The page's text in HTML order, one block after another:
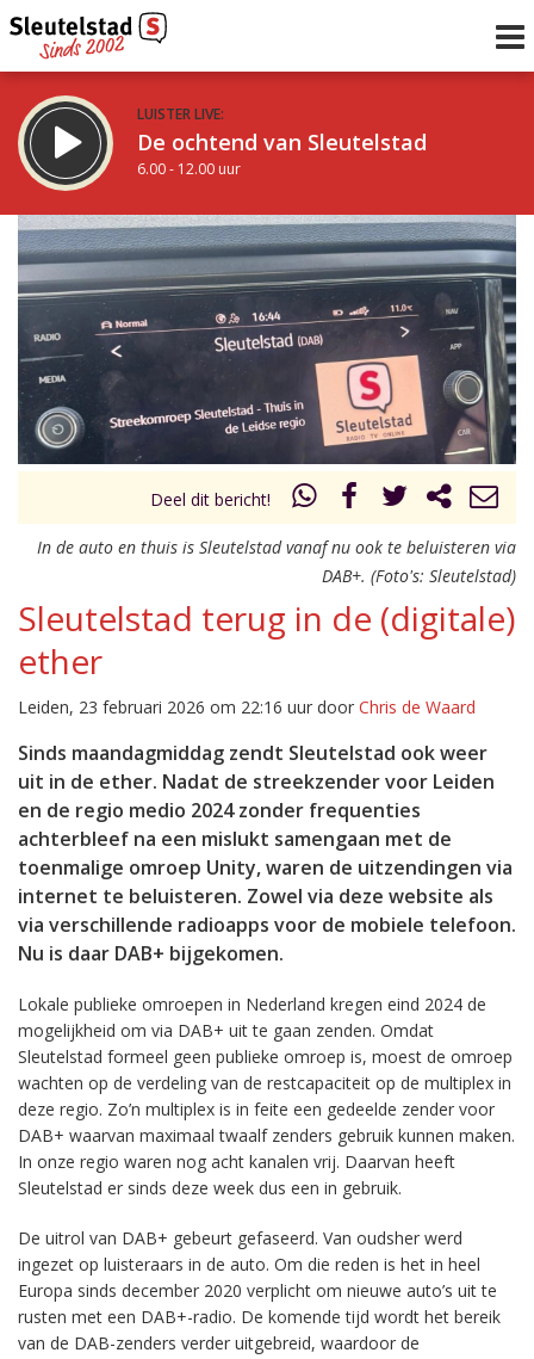
LUISTER LIVE:
De ochtend van Sleutelstad
6.00 - 12.00 uur
STRAKS:
De middag van Sleutelstad
12.00 - 19.00 uur
Vorig uur
uur 1 van 0 Volgend uur
Deel dit bericht!
In de auto en thuis is Sleutelstad vanaf nu ook te beluisteren via
DAB+. (Foto's: Sleutelstad)
Sleutelstad terug in de (digitale)
ether
Leiden, 23 februari 2026 om 22:16 uur door Chris de Waard
Sinds maandagmiddag zendt Sleutelstad ook weer
uit in de ether. Nadat de streekzender voor Leiden
en de regio medio 2024 zonder frequenties
achterbleef na een mislukt samengaan met de
toenmalige omroep Unity, waren de uitzendingen via
internet te beluisteren. Zowel via deze website als
via verschillende radioapps voor de mobiele telefoon.
Nu is daar DAB+ bijgekomen.
Lokale publieke omroepen in Nederland kregen eind 2024 de
mogelijkheid om via DAB+ uit te gaan zenden. Omdat
Sleutelstad formeel geen publieke omroep is, moest de omroep
wachten op de verdeling van de restcapaciteit op de multiplex in
deze regio. Zo’n multiplex is in feite een gedeelde zender voor
DAB+ waarvan maximaal twaalf zenders gebruik kunnen maken.
In onze regio waren nog acht kanalen vrij. Daarvan heeft
Sleutelstad er sinds deze week dus een in gebruik.
De uitrol van DAB+ gebeurt gefaseerd. Van oudsher werd
ingezet op luisteraars in de auto. Om die reden is het in heel
Europa sinds december 2020 verplicht om nieuwe auto’s uit te
rusten met een DAB+-radio. De komende tijd wordt het bereik
van de DAB-zenders verder uitgebreid, waardoor de